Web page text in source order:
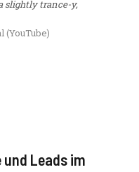
slightly trance-y,
und Leads im